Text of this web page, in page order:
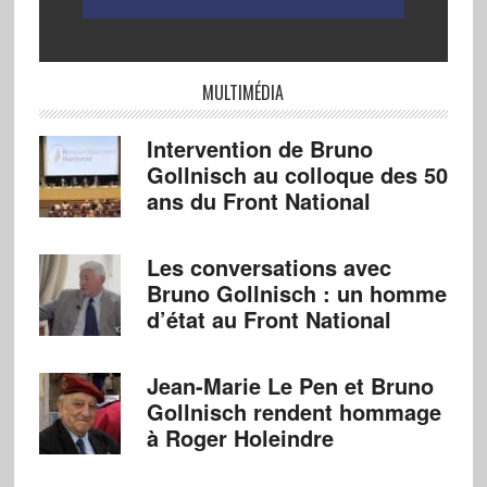
MULTIMÉDIA
Intervention de Bruno
Gollnisch au colloque des 50
ans du Front National
Les conversations avec
Bruno Gollnisch : un homme
d’état au Front National
Jean-Marie Le Pen et Bruno
Gollnisch rendent hommage
à Roger Holeindre